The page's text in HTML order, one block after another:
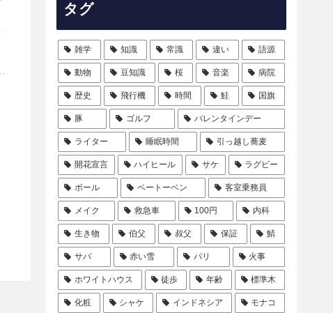
タグ
雑学 知識 常識 違い 語源
動物 豆知識 桜 音楽 病院
歴史 飛行機 時間 鮭 国旗
豚 ゴルフ バレンタインデー
ライター 睡眠時間 引っ越し蕎麦
開花宣言 ハイヒール サケ ラグビー
ボール ベートーベン 客室乗務員
メイク 救急車 100円 内科
生き物 伯父 叔父 保証 鯖
サバ 赤い雪 パリ 火事
ホワイトハウス 徒歩 年齢 標準木
化粧 シャケ インドネシア モナコ